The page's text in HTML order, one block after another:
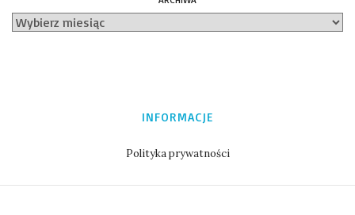
INFORMACJE
Polityka prywatności